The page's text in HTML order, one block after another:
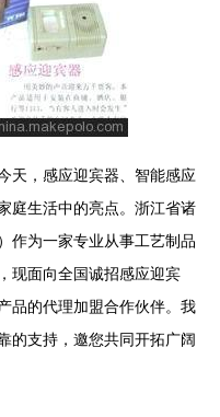
天，感应迎宾器、智能感应
庭生活中的亮点。浙江省诸
作为一家专业从事工艺制品
现面向全国诚招感应迎宾
品的代理加盟合作伙伴。我
的支持，邀您共同开拓广阔